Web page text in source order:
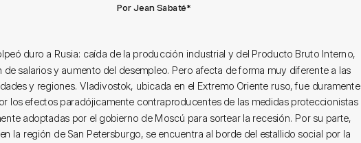
Por Jean Sabaté*
duro a Rusia: caída de la producción industrial y del Producto Bruto Interno,
de salarios y aumento del desempleo. Pero afecta de forma muy diferente a las
y regiones. Vladivostok, ubicada en el Extremo Oriente ruso, fue duramente
los efectos paradójicamente contraproducentes de las medidas proteccionistas
adoptadas por el gobierno de Moscú para sortear la recesión. Por su parte,
la región de San Petersburgo, se encuentra al borde del estallido social por la